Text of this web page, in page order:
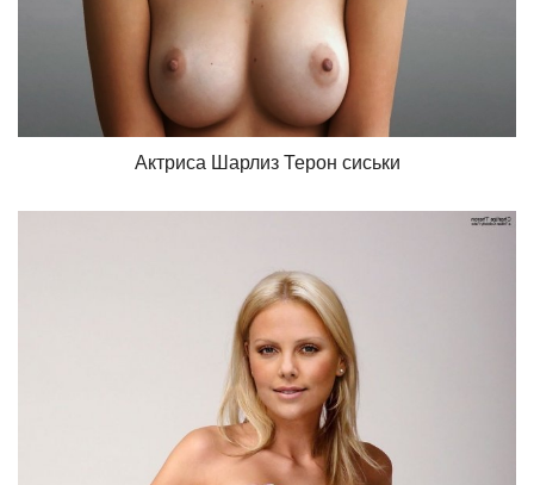
Актриса Шарлиз Терон сиськи